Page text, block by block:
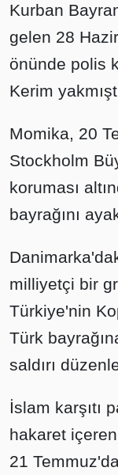
Kurban
gelen 28
önünde polis
Kerim
Momika, 20
Stockholm
koruması
bayrağını
milliyetçi bir
Türkiye'nin
Türk
saldırı
İslam karşıtı
hakaret
21